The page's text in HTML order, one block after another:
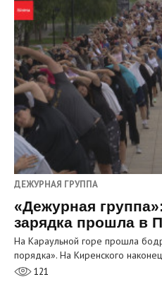
ДЕЖУРНАЯ ГРУППА
«Дежурная
зарядка прошла в
На Караульной горе прошла
порядка». На Киренского
121